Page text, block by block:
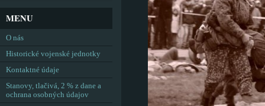
MENU
O nás
Historické vojenské jednotky
Kontaktné údaje
Stanovy, tlačivá, 2 % z dane a
ochrana osobných údajov